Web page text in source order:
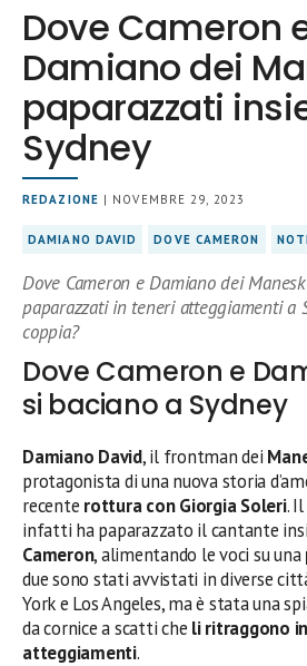
Dove Cameron
Damiano dei
paparazzati
Sydney
REDAZIONE | NOVEMBRE 29, 2023
DAMIANO DAVID DOVE CAMERON
Dove Cameron e Damiano dei
paparazzati in teneri atteggiamenti a
coppia?
Dove Cameron e
si baciano a Sydney
Damiano David, il frontman dei
protagonista di una nuova storia
recente rottura con Giorgia Soleri.
infatti ha paparazzato il cantante
Cameron, alimentando le voci su una
due sono stati avvistati in diverse
York e Los Angeles, ma è stata una
da cornice a scatti che li ritraggono
atteggiamenti.